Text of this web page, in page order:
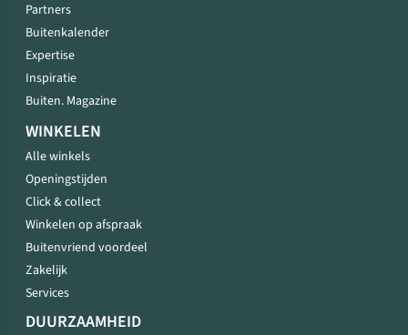
Partners
Buitenkalender
Expertise
Inspiratie
Buiten. Magazine
WINKELEN
Alle winkels
Openingstijden
Click & collect
Winkelen op afspraak
Buitenvriend voordeel
Zakelijk
Services
DUURZAAMHEID